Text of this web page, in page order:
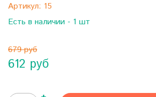
Артикул: 15
Есть в наличии - 1 шт
679 руб
612 руб